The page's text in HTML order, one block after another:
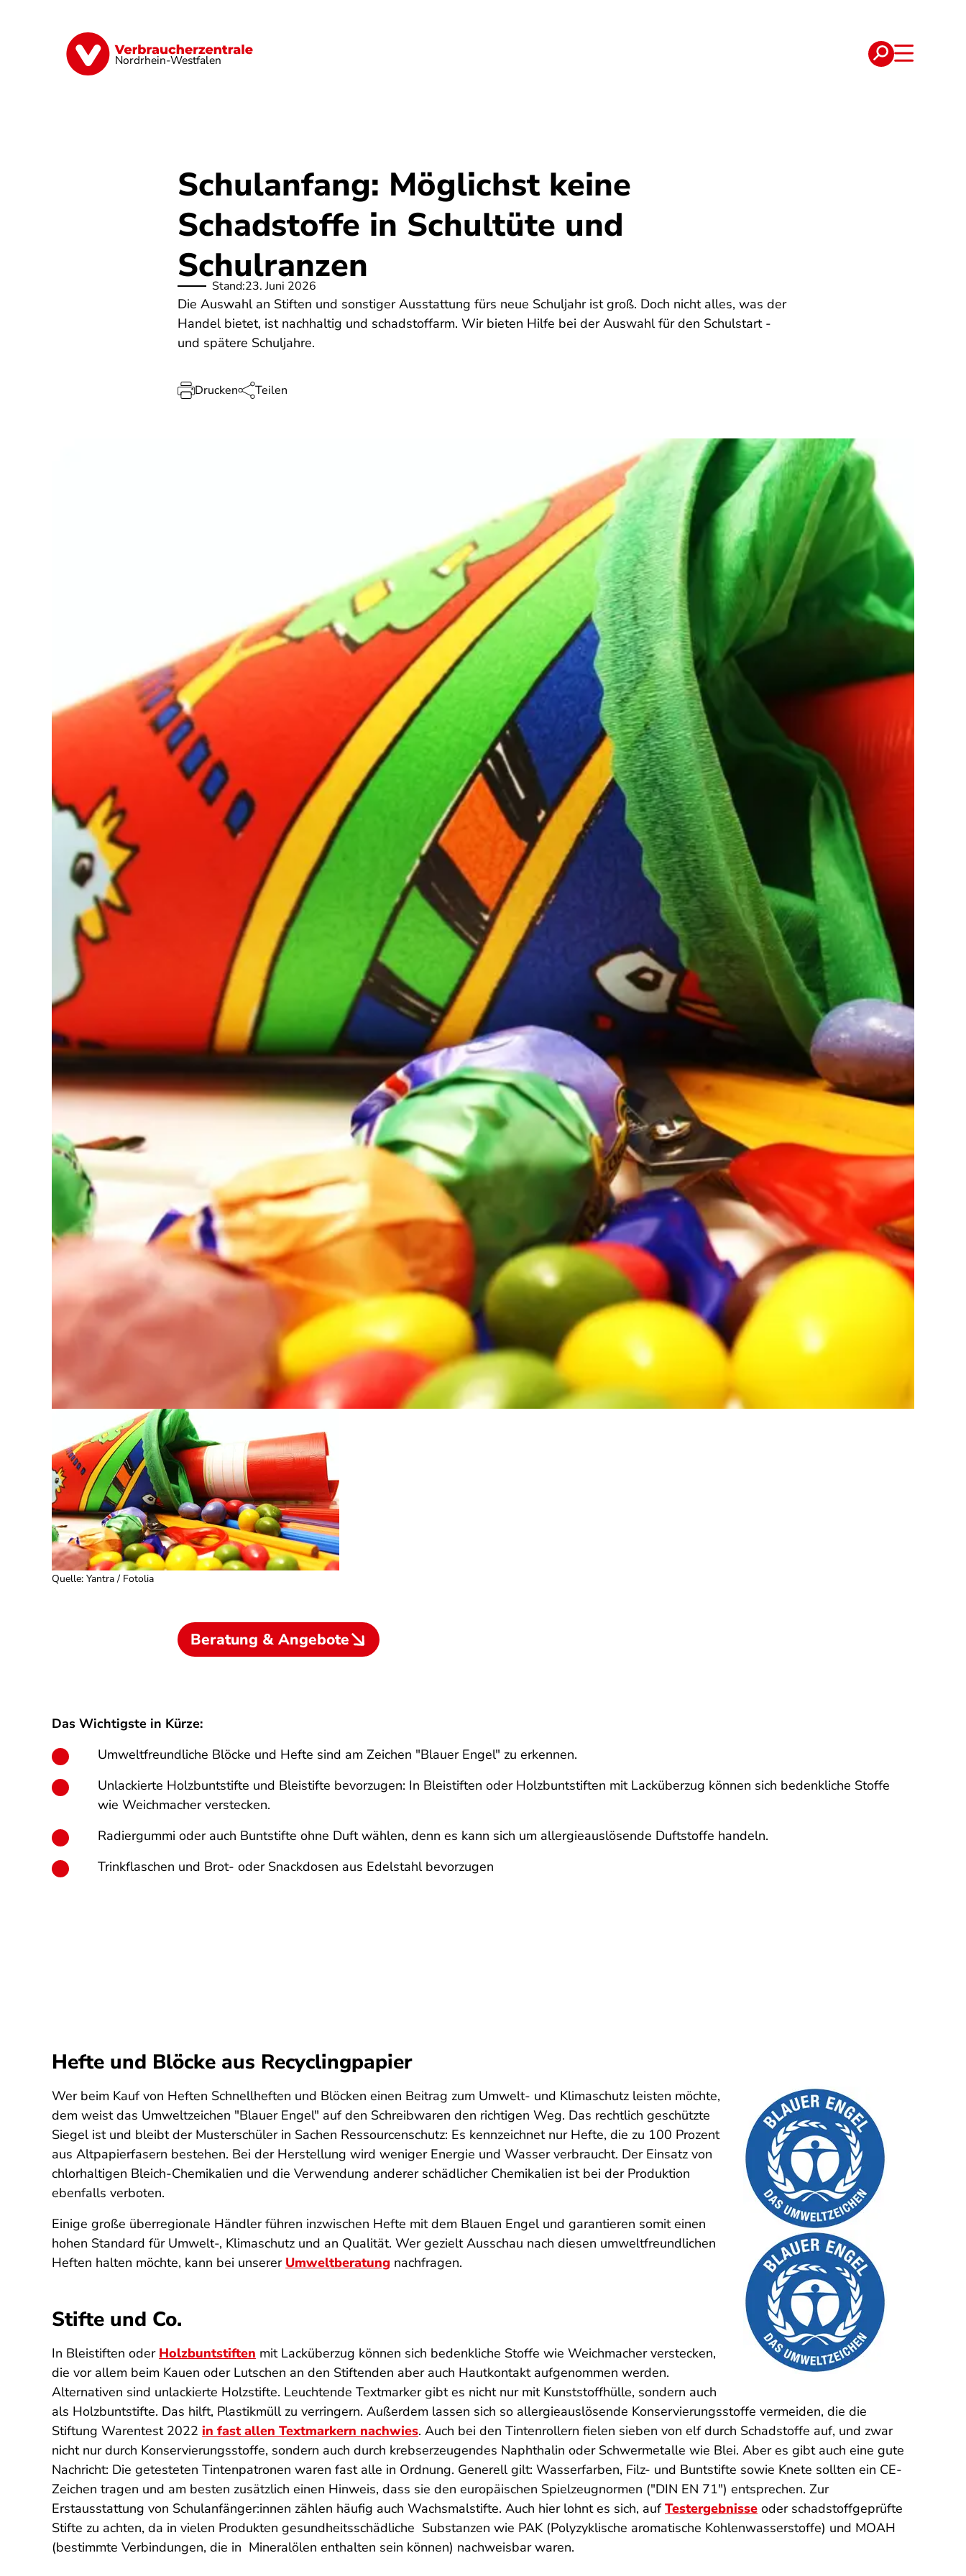
Nordrhein-Westfalen
Finanzen Digitales Lebensmittel
Schulanfang: Möglichst keine
Schadstoffe in Schultüte und
Schulranzen
Stand:23. Juni 2026
Die Auswahl an Stiften und sonstiger Ausstattung fürs neue Schuljahr ist groß. Doch nicht alles, was der
Handel bietet, ist nachhaltig und schadstoffarm. Wir bieten Hilfe bei der Auswahl für den Schulstart -
und spätere Schuljahre.
Drucken Teilen
Quelle: Yantra / Fotolia
Beratung & Angebote
Das Wichtigste in Kürze:
Umweltfreundliche Blöcke und Hefte sind am Zeichen "Blauer Engel" zu erkennen.
Unlackierte Holzbuntstifte und Bleistifte bevorzugen: In Bleistiften oder Holzbuntstiften mit Lacküberzug können sich bedenkliche Stoffe
wie Weichmacher verstecken.
Radiergummi oder auch Buntstifte ohne Duft wählen, denn es kann sich um allergieauslösende Duftstoffe handeln.
Trinkflaschen und Brot- oder Snackdosen aus Edelstahl bevorzugen
Hefte und Blöcke aus Recyclingpapier
Wer beim Kauf von Heften Schnellheften und Blöcken einen Beitrag zum Umwelt- und Klimaschutz leisten möchte,
dem weist das Umweltzeichen "Blauer Engel" auf den Schreibwaren den richtigen Weg. Das rechtlich geschützte
Siegel ist und bleibt der Musterschüler in Sachen Ressourcenschutz: Es kennzeichnet nur Hefte, die zu 100 Prozent
aus Altpapierfasern bestehen. Bei der Herstellung wird weniger Energie und Wasser verbraucht. Der Einsatz von
chlorhaltigen Bleich-Chemikalien und die Verwendung anderer schädlicher Chemikalien ist bei der Produktion
ebenfalls verboten.
Einige große überregionale Händler führen inzwischen Hefte mit dem Blauen Engel und garantieren somit einen
hohen Standard für Umwelt-, Klimaschutz und an Qualität. Wer gezielt Ausschau nach diesen umweltfreundlichen
Heften halten möchte, kann bei unserer Umweltberatung nachfragen.
Stifte und Co.
In Bleistiften oder Holzbuntstiften mit Lacküberzug können sich bedenkliche Stoffe wie Weichmacher verstecken,
die vor allem beim Kauen oder Lutschen an den Stiftenden aber auch Hautkontakt aufgenommen werden.
Alternativen sind unlackierte Holzstifte. Leuchtende Textmarker gibt es nicht nur mit Kunststoffhülle, sondern auch
als Holzbuntstifte. Das hilft, Plastikmüll zu verringern. Außerdem lassen sich so allergieauslösende Konservierungsstoffe vermeiden, die die
Stiftung Warentest 2022 in fast allen Textmarkern nachwies. Auch bei den Tintenrollern fielen sieben von elf durch Schadstoffe auf, und zwar
nicht nur durch Konservierungsstoffe, sondern auch durch krebserzeugendes Naphthalin oder Schwermetalle wie Blei. Aber es gibt auch eine gute
Nachricht: Die getesteten Tintenpatronen waren fast alle in Ordnung. Generell gilt: Wasserfarben, Filz- und Buntstifte sowie Knete sollten ein CE-
Zeichen tragen und am besten zusätzlich einen Hinweis, dass sie den europäischen Spielzeugnormen ("DIN EN 71") entsprechen. Zur
Erstausstattung von Schulanfänger:innen zählen häufig auch Wachsmalstifte. Auch hier lohnt es sich, aufTestergebnisse oder schadstoffgeprüfte
Stifte zu achten, da in vielen Produkten gesundheitsschädliche Substanzen wie PAK (Polyzyklische aromatische Kohlenwasserstoffe) und MOAH
(bestimmte Verbindungen, die in Mineralölen enthalten sein können) nachweisbar waren.